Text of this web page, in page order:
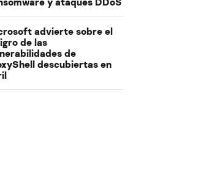
advierte sobre el
de las
de
descubiertas en